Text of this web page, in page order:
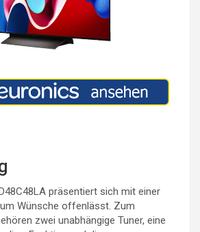
präsentiert sich mit einer
Wünsche offenlässt. Zum
zwei unabhängige Tuner, eine